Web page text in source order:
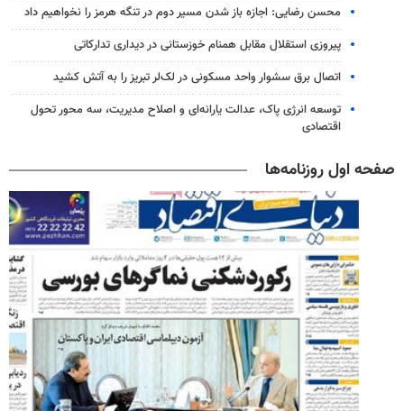
محسن رضایی: اجازه باز شدن مسیر دوم در تنگه هرمز را نخواهیم داد
پیروزی استقلال مقابل همنام خوزستانی در دیداری تدارکاتی
اتصال برق سشوار واحد مسکونی در لک‌لر تبریز را به آتش کشید
توسعه انرژی پاک، عدالت یارانه‌ای و اصلاح مدیریت، سه محور تحول
اقتصادی
صفحه اول روزنامه‌ها